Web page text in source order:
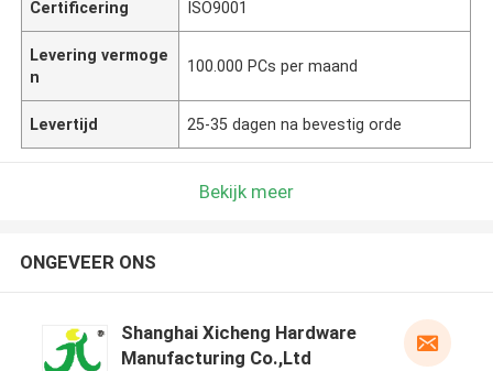
Certificering ISO9001
Levering vermoge
n
100.000 PCs per maand
Levertijd 25-35 dagen na bevestig orde
Bekijk meer
ONGEVEER ONS
Shanghai Xicheng Hardware
Manufacturing Co.,Ltd